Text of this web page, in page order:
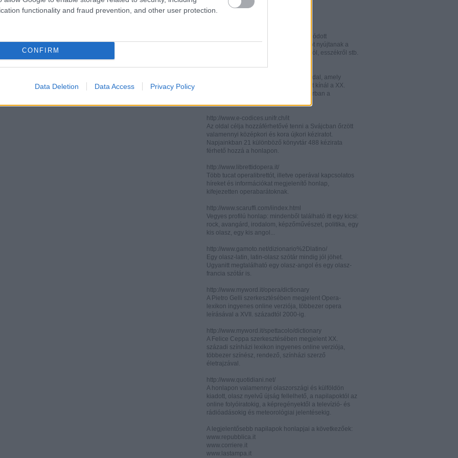
functionality and fraud prevention, and other user protection.
CONFIRM
Data Deletion Data Access Privacy Policy
http://www.italianistica.info/
Két, italianisztikai kutatásra specializálódott
információs portál - számos információt nyújtanak a
legújabb publikációkról, konferenciákról, esszékről stb.
http://digilander.libero.it/letteratura/
Könnyen áttkinthető irodalomkritikai oldal, amely
műelemzéseket és szerzői életrajzokat kínál a XX.
század elejéről. Célközönsége elsősorban a
http://www.e-codices.unifr.ch/it
Az oldal célja hozzáférhetővé tenni a Svájcban őrzött
valamennyi középkori és kora újkori kéziratot.
Napjainkban 21 különböző könyvtár 488 kézirata
férhető hozzá a honlapon.
http://www.librettidopera.it/
Több tucat operalibrettót, illetve operával kapcsolatos
híreket és információkat megjelenítő honlap,
kifejezetten operabarátoknak.
http://www.scaruffi.com/iindex.html
Vegyes profilú honlap: mindenből található itt egy kicsi:
rock, avangárd, irodalom, képzőművészet, politika, egy
kis olasz, egy kis angol...
http://www.gamoto.net/dizionario%2Dlatino/
Egy olasz-latin, latin-olasz szótár mindig jól jöhet.
Ugyanitt megtalálható egy olasz-angol és egy olasz-
francia szótár is.
http://www.myword.it/opera/dictionary
A Pietro Gelli szerkesztésében megjelent Opera-
lexikon ingyenes online verziója, többezer opera
leírásával a XVII. századtól 2000-ig.
http://www.myword.it/spettacolo/dictionary
A Felice Ceppa szerkesztésében megjelent XX.
századi színházi lexikon ingyenes online verziója,
többezer színész, rendező, színházi szerző
életrajzával.
http://www.quotidiani.net/
A honlapon valamennyi olaszországi és külföldön
kiadott, olasz nyelvű újság fellelhető, a napilapoktól az
online folyóiratokig, a képregényektől a televízió- és
rádióadásokig és meteorológiai jelentésekig.
A legjelentősebb napilapok honlapjai a következőek:
www.repubblica.it
www.corriere.it
www.lastampa.it